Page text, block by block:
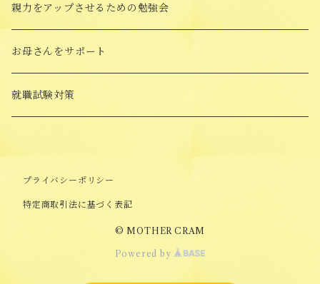
受験対策Goods
願書添削
願書の書き方講座
親力をアップさせるための勉強会
お母さんをサポート
就職試験対策
プライバシーポリシー
特定商取引法に基づく表記
© MOTHER CRAM
Powered by